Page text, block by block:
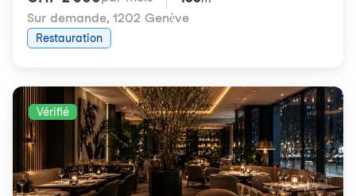
Sur demande, 1202 Genève
Restauration
Vérifié